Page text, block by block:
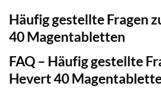
Häufig gestellte Fragen
40 Magentabletten
FAQ – Häufig gestellte
Hevert 40